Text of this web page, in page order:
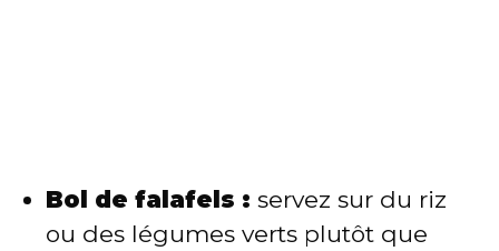
Bol de falafels : servez sur du riz
ou des légumes verts plutôt que